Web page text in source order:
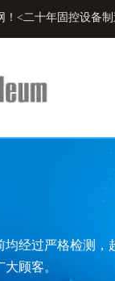
<二十年固控设备制
经过严格检测，
顾客。